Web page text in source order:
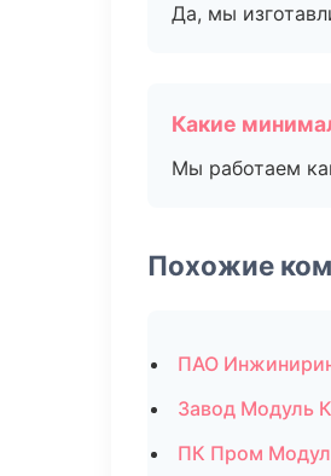
Да, мы
Какие
Мы работаем
Похожие
ПАО
Завод Модуль
ПК Пром